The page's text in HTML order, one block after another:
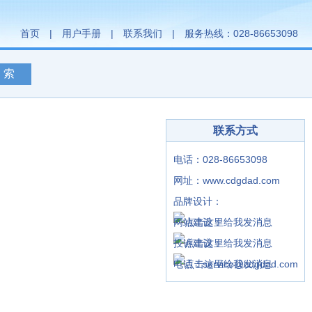
首页 | 用户手册 | 联系我们 | 服务热线：028-86653098
联系方式
电话：028-86653098
网址： www.cdgdad.com
品牌设计：
网站建设：
投诉建议：
电话：service@cdgdad.com